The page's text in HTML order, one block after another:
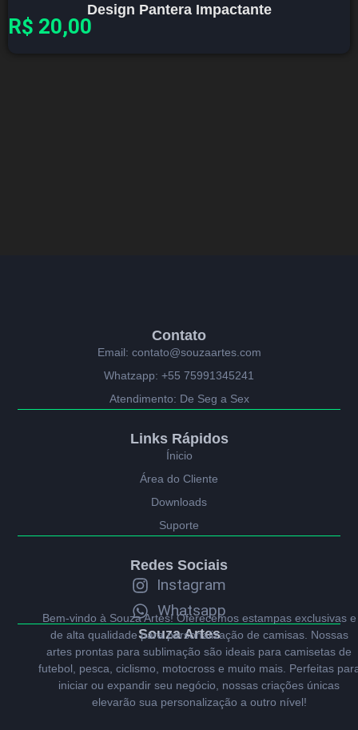
Design Pantera Impactante
R$ 20,00
Souza Artes
Bem-vindo à Souza Artes! Oferecemos estampas exclusivas e
de alta qualidade para personalização de camisas. Nossas
artes prontas para sublimação são ideais para camisetas de
futebol, pesca, ciclismo, motocross e muito mais. Perfeitas
iniciar ou expandir seu negócio, nossas criações únicas
elevarão sua personalização a outro nível!
Contato
Email: contato@souzaartes.com
Whatzapp: +55 75991345241
Atendimento: De Seg a Sex
Redes Sociais
Instagram
Whatsapp
Links Rápidos
Ínicio
Área do Cliente
Downloads
Suporte